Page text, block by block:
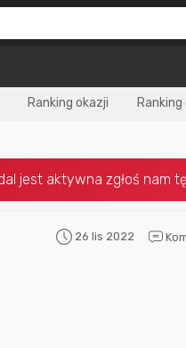
Ranking okazji Ranking
26 lis 2022